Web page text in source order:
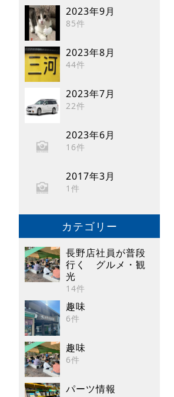
2023年9月
85件
2023年8月
44件
2023年7月
22件
2023年6月
16件
2017年3月
1件
カテゴリー
長野店社員が普段
行く グルメ・観
光
14件
趣味
6件
趣味
6件
パーツ情報